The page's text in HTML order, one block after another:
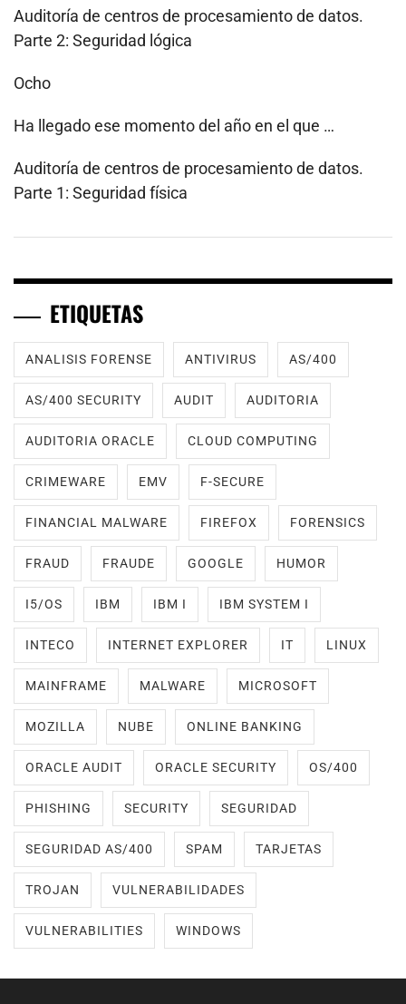
Auditoría de centros de procesamiento de datos.
Parte 2: Seguridad lógica
Ocho
Ha llegado ese momento del año en el que …
Auditoría de centros de procesamiento de datos.
Parte 1: Seguridad física
ETIQUETAS
ANALISIS FORENSE ANTIVIRUS AS/400
AS/400 SECURITY AUDIT AUDITORIA
AUDITORIA ORACLE CLOUD COMPUTING
CRIMEWARE EMV F-SECURE
FINANCIAL MALWARE FIREFOX FORENSICS
FRAUD FRAUDE GOOGLE HUMOR
I5/OS IBM IBM I IBM SYSTEM I
INTECO INTERNET EXPLORER IT LINUX
MAINFRAME MALWARE MICROSOFT
MOZILLA NUBE ONLINE BANKING
ORACLE AUDIT ORACLE SECURITY OS/400
PHISHING SECURITY SEGURIDAD
SEGURIDAD AS/400 SPAM TARJETAS
TROJAN VULNERABILIDADES
VULNERABILITIES WINDOWS